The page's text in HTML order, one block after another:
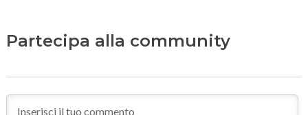
Partecipa alla community